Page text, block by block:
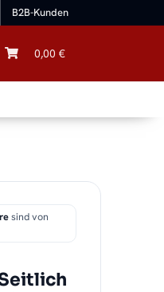
B2B-Kunden
0,00 €
sind von